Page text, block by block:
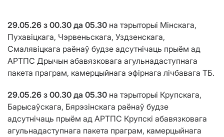
29.05.26 з 00.30 да 05.30 на тэрыторыі Мінскага,
Пухавіцкага, Чэрвеньскага, Уздзенскага,
Смалявіцкага раёнаў будзе адсутнічаць прыём ад
АРТПС Дрычын абавязковага агульнадаступнага
пакета праграм, камерцыйнага эфірнага лічбавага ТБ.
29.05.26 з 00.30 да 05.30 на тэрыторыі Крупскага,
Барысаўскага, Бярэзінскага раёнаў будзе
адсутнічаць прыём ад АРТПС Крупскі абавязковага
агульнадаступнага пакета праграм, камерцыйнага